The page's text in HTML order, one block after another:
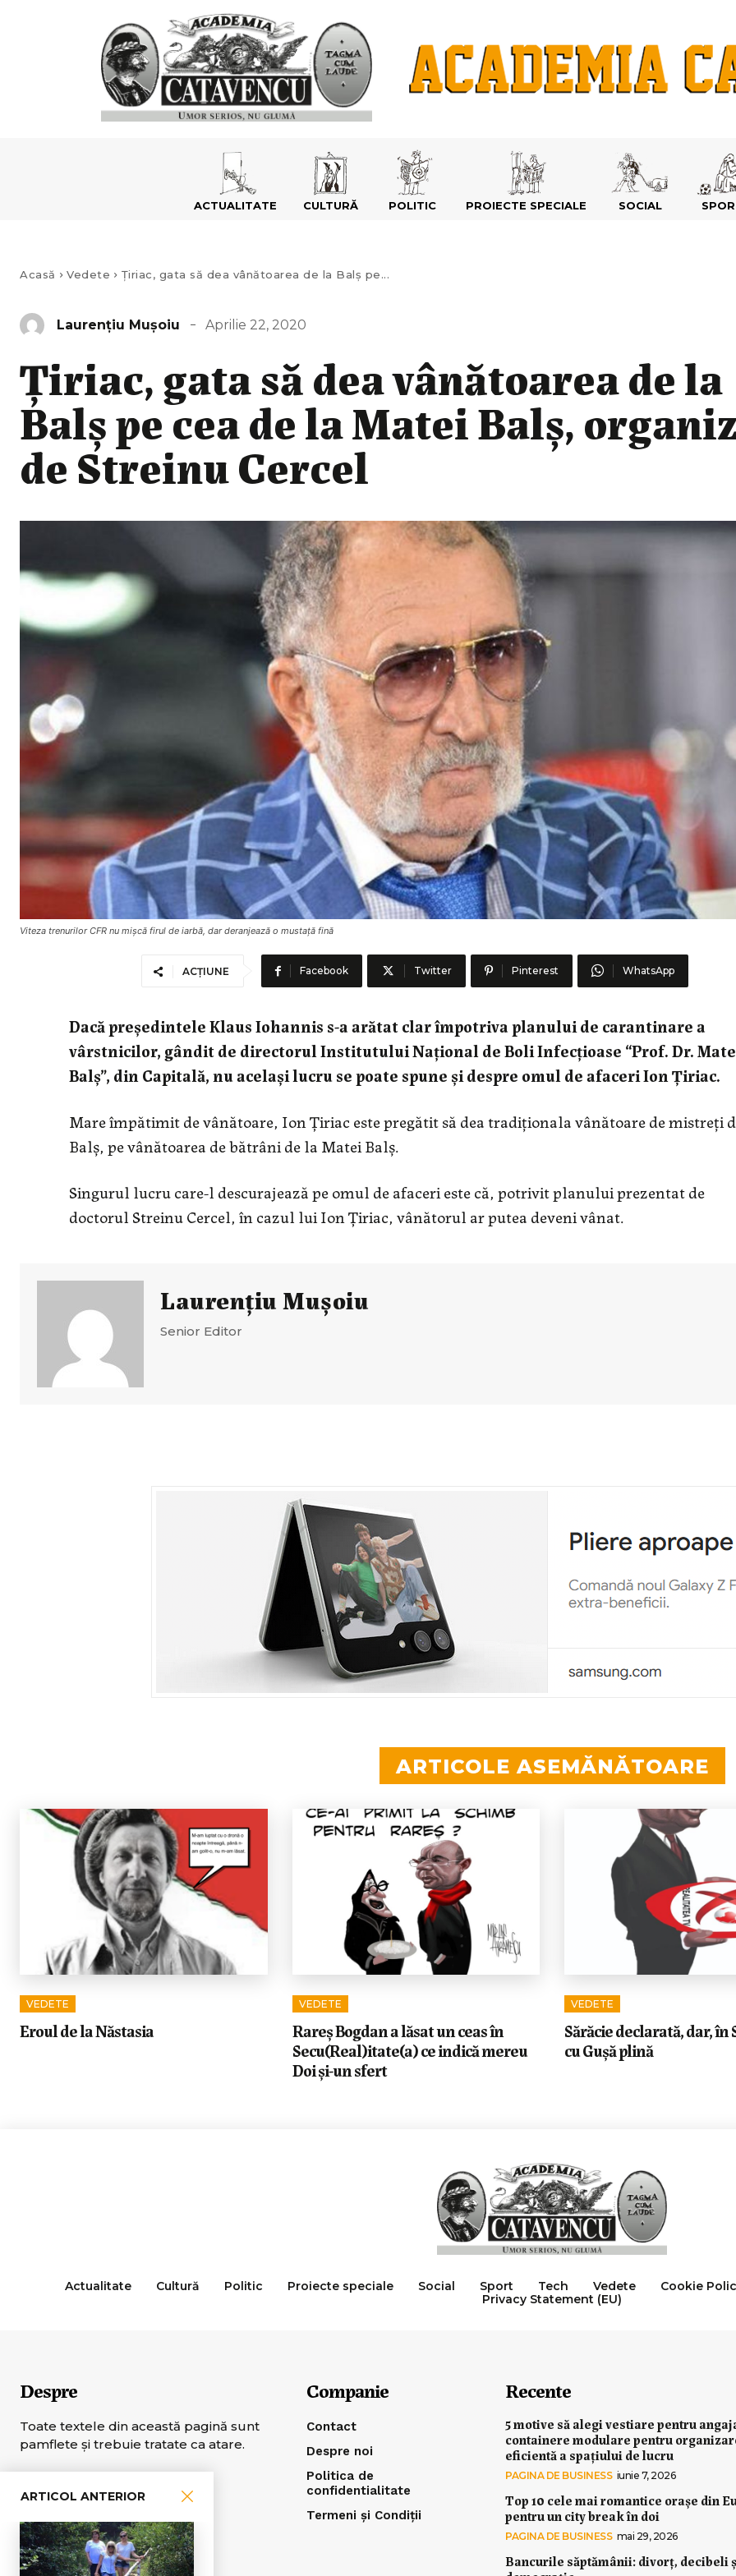
ARTICOL ANTERIOR
ACTUALITATE CULTURĂ POLITIC PROIECTE SPECIALE SOCIAL
Acasă Vedete Țiriac, gata să dea vânătoarea de la Balș pe...
Laurenţiu Muşoiu Aprilie 22, 2020
Țiriac, gata să dea vânătoarea de la
Balș pe cea de la Matei Balș,
de Streinu Cercel
Viteza trenurilor CFR nu mișcă firul de iarbă, dar deranjează o mustață fină
ACȚIUNE Facebook Twitter Pinterest WhatsApp
Dacă președintele Klaus Iohannis s-a arătat clar împotriva planului de carantinare a
vârstnicilor, gândit de directorul Institutului Național de Boli Infecțioase “Prof. Dr.
Balș”, din Capitală, nu același lucru se poate spune și despre omul de afaceri Ion Țiriac.
Mare împătimit de vânătoare, Ion Țiriac este pregătit să dea tradiționala vânătoare de mistreți
Balș, pe vânătoarea de bătrâni de la Matei Balș.
Singurul lucru care-l descurajează pe omul de afaceri este că, potrivit planului prezentat de
doctorul Streinu Cercel, în cazul lui Ion Țiriac, vânătorul ar putea deveni vânat.
Laurenţiu Muşoiu
Senior Editor
ARTICOLE ASEMĂNĂTOARE
VEDETE
Eroul de la Năstasia
VEDETE
Rareș Bogdan a lăsat un ceas în
Secu(Real)itate(a) ce indică mereu
Doi și-un sfert
VEDETE
Sărăcie declarată, dar, în
cu Gușă plină
Actualitate Cultură Politic Proiecte speciale Social Sport Tech Vedete
Cookie
Privacy Statement (EU)
Despre
Toate textele din această pagină sunt
pamflete şi trebuie tratate ca atare.
Companie
Contact
Despre noi
Politica de
confidentialitate
Termeni și Condiții
Recente
5 motive să alegi vestiare pentru
containere modulare pentru
eficientă a spațiului de lucru
PAGINA DE BUSINESS iunie 7, 2026
Top 10 cele mai romantice orașe din
pentru un city break în doi
PAGINA DE BUSINESS mai 29, 2026
Bancurile săptămânii: divorț, decibeli